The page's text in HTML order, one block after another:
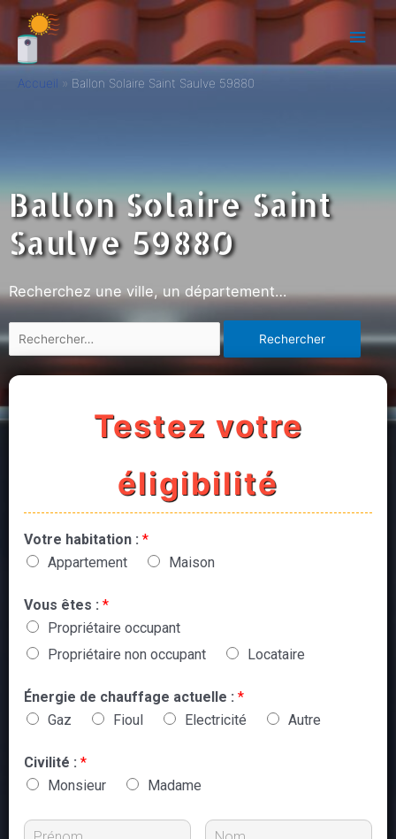
Accueil Ballon Solaire Saint Saulve 59880
Ballon Solaire Saint
Saulve 59880
Recherchez une ville, un département…
Testez votre
éligibilité
Votre habitation : *
Appartement
Maison
Vous êtes : *
Propriétaire occupant
Propriétaire non occupant
Locataire
Énergie de chauffage actuelle : *
Gaz
Fioul Electricité Autre
Civilité : *
Monsieur
Madame